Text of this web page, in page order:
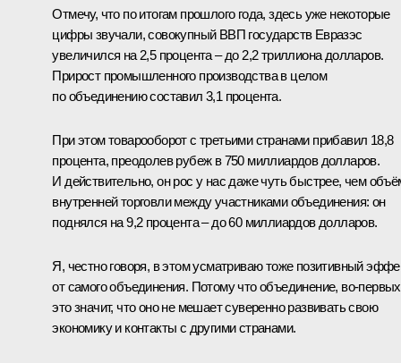
Отмечу, что по итогам прошлого года, здесь уже некоторые
цифры звучали, совокупный ВВП государств Евразэс
увеличился на 2,5 процента – до 2,2 триллиона долларов.
Прирост промышленного производства в целом
по объединению составил 3,1 процента.
При этом товарооборот с третьими странами прибавил 18,8
процента, преодолев рубеж в 750 миллиардов долларов.
И действительно, он рос у нас даже чуть быстрее, чем
внутренней торговли между участниками объединения: он
поднялся на 9,2 процента – до 60 миллиардов долларов.
Я, честно говоря, в этом усматриваю тоже позитивный
от самого объединения. Потому что объединение, во-
это значит, что оно не мешает суверенно развивать свою
экономику и контакты с другими странами.